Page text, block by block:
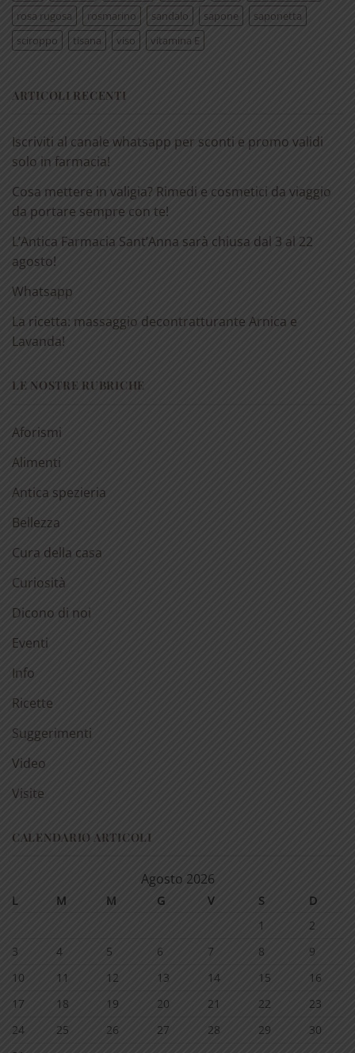
rosa rugosa
rosmarino sandalo sapone
saponetta
sciroppo
tisana viso vitamina E
ARTICOLI RECENTI
Iscriviti al canale whatsapp per sconti e promo validi
solo in farmacia!
Cosa mettere in valigia? Rimedi e cosmetici da viaggio
da portare sempre con te!
L’Antica Farmacia Sant’Anna sarà chiusa dal 3 al 22
agosto!
Whatsapp
La ricetta: massaggio decontratturante Arnica e
Lavanda!
LE NOSTRE RUBRICHE
Aforismi
Alimenti
Antica spezieria
Bellezza
Cura della casa
Curiosità
Dicono di noi
Eventi
Info
Ricette
Suggerimenti
Video
Visite
CALENDARIO ARTICOLI
Agosto 2026
L M M G V S
D
1
2
3
4 5 6 7 8
9
10
11 12 13 14 15
16
17
18 19 20 21 22
23
24
25 26 27 28 29
30